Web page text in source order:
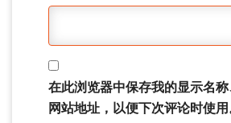
在此浏览器中保存我的显示名
网站地址，以便下次评论时使用